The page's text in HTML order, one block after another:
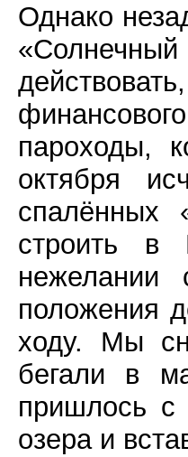
Однако
пароходы,
октября
строить в
положения
ходу. Мы
бегали в
пришлось с
озера и